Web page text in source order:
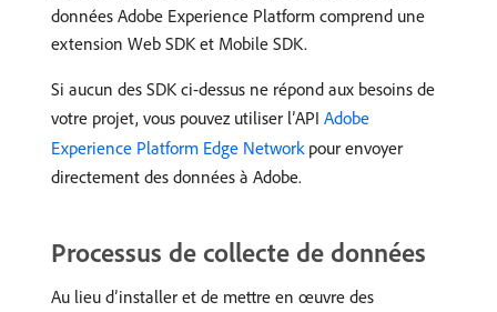
données Adobe Experience Platform comprend une
extension Web SDK et Mobile SDK.
Si aucun des SDK ci-dessus ne répond aux besoins de
votre projet, vous pouvez utiliser l’API Adobe
Experience Platform Edge Networkpour envoyer
directement des données à Adobe.
Processus de collecte de données
Au lieu d’installer et de mettre en œuvre des